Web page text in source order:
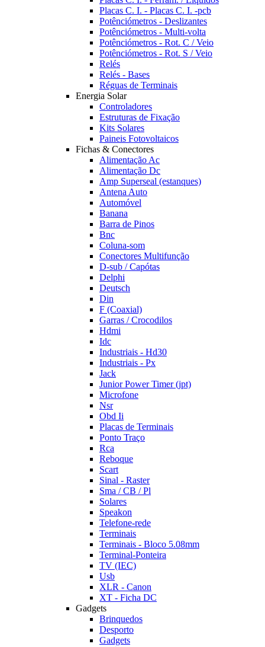
Placas C. I. - Placas C. I. -pcb
Potênciómetros - Deslizantes
Potênciómetros - Multi-volta
Potênciómetros - Rot. C / Veio
Potênciómetros - Rot. S / Veio
Relés
Relés - Bases
Réguas de Terminais
Energia Solar
Controladores
Estruturas de Fixação
Kits Solares
Paineis Fotovoltaicos
Fichas & Conectores
Alimentação Ac
Alimentação Dc
Amp Superseal (estanques)
Antena Auto
Automóvel
Banana
Barra de Pinos
Bnc
Coluna-som
Conectores Multifunção
D-sub / Capótas
Delphi
Deutsch
Din
F (Coaxial)
Garras / Crocodilos
Hdmi
Idc
Industriais - Hd30
Industriais - Px
Jack
Junior Power Timer (jpt)
Microfone
Nsr
Obd Ii
Placas de Terminais
Ponto Traço
Rca
Reboque
Scart
Sinal - Raster
Sma / CB / Pl
Solares
Speakon
Telefone-rede
Terminais
Terminais - Bloco 5.08mm
Terminal-Ponteira
TV (IEC)
Usb
XLR - Canon
XT - Ficha DC
Gadgets
Brinquedos
Desporto
Gadgets